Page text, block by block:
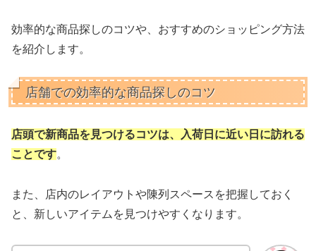
効率的な商品探しのコツや、おすすめのショッピング方法
を紹介します。
店舗での効率的な商品探しのコツ
店頭で新商品を見つけるコツは、入荷日に近い日に訪れる
ことです。
また、店内のレイアウトや陳列スペースを把握しておく
と、新しいアイテムを見つけやすくなります。